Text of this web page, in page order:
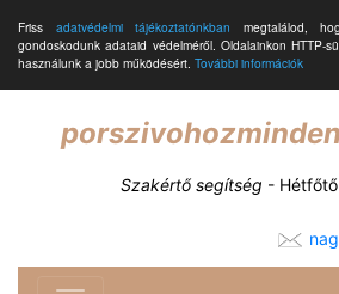
Friss adatvédelmi tájékoztatónkban megtalálod,
gondoskodunk adataid védelméről. Oldalainkon HTTP-
használunk a jobb működésért. További információk
Szakértő segítség -